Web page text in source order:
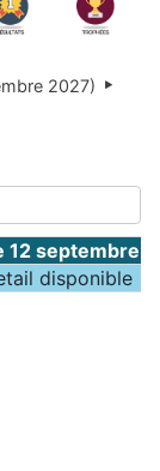
2027)
12
disponible